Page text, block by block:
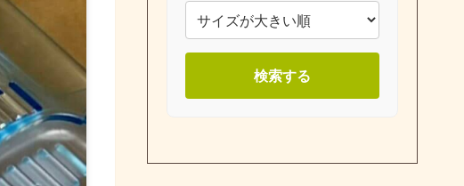
検索する